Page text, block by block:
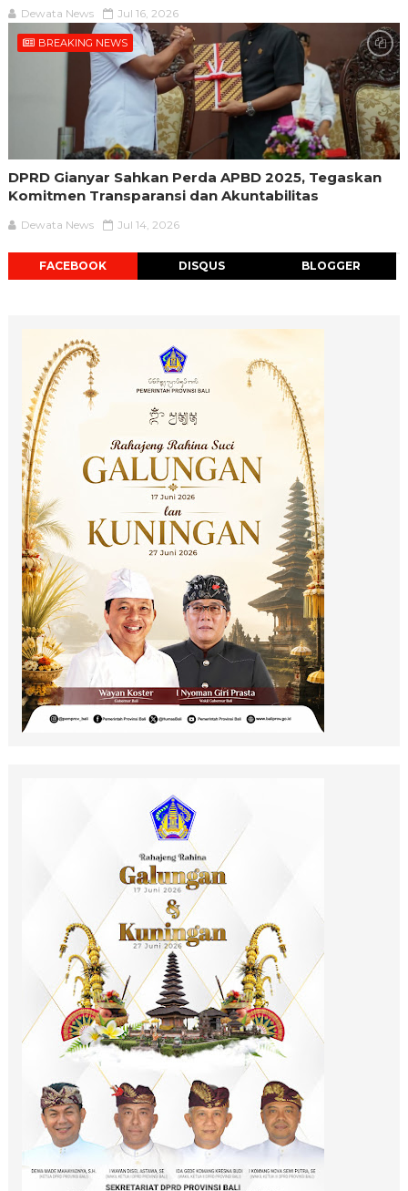
Dewata News Jul 16, 2026
BREAKING NEWS
DPRD Gianyar Sahkan Perda APBD 2025, Tegaskan
Komitmen Transparansi dan Akuntabilitas
Dewata News Jul 14, 2026
FACEBOOK DISQUS BLOGGER